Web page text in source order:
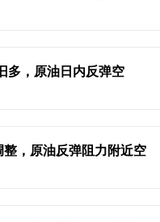
多，原油日内反弹空
，原油反弹阻力附近空